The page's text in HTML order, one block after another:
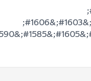
&#1607;&#1604;
&#1610;&#1605;&#1603;&#1606;